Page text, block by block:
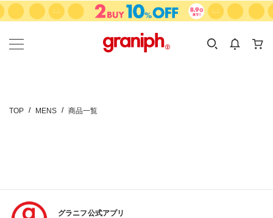
カテゴリーから探す
KIDS
カテゴリ
サイズ
TOP MENS 商品一覧
グラニフ公式アプリ